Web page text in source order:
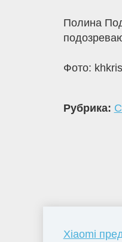
Полина
Фото:
Рубрика:
Xiaomi